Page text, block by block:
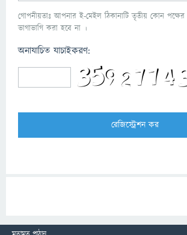
গোপনীয়তাঃ আপনার ই-মেইল ঠিকানাটি তৃতীয় কোন পক্ষের
ভাগাভাগি করা হবে না ।
অনাযাচিত যাচাইকরণ: